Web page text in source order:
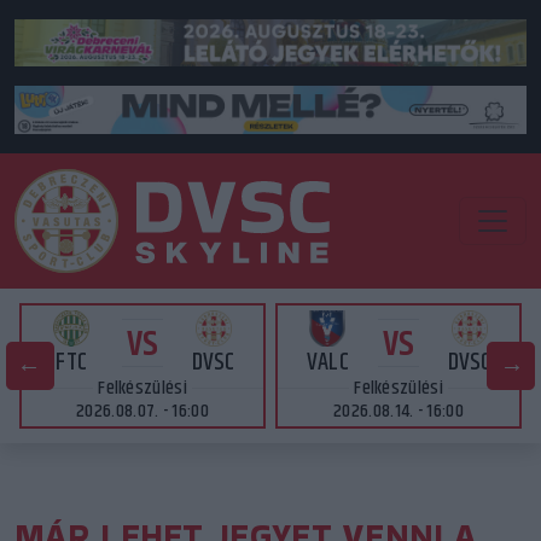
FTC VS DVSC
Felkészülési
2026.08.07. - 16:00
VALC VS DVSC
Felkészülési
2026.08.14. - 16:00